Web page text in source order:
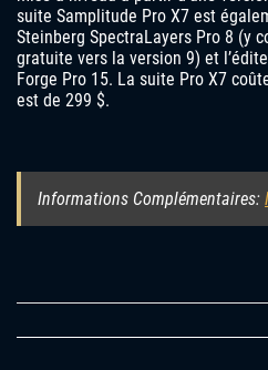
suite Samplitude Pro X7 est
Steinberg SpectraLayers Pro 8 (y
gratuite vers la version 9) et
Forge Pro 15. La suite Pro X7
est de 299 $.
Informations Complémentaires: